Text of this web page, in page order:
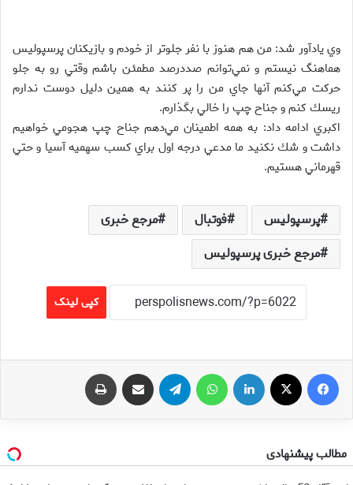
وي يادآور شد: من هم هنوز با نفر جلوتر از خودم و بازيكنان پرسپوليس
هماهنگ نيستم و نمي‌توانم صددرصد مطمئن باشم وقتي رو به جلو
حركت مي‌كنم آنها جاي من را پر كنند به همين دليل دوست ندارم
ريسك كنم و جناح چپ را خالي بگذارم.
اكبري ادامه داد: به همه اطمينان مي‌دهم جناح چپ هجومي خواهيم
داشت و شك نكنيد ما مدعي درجه اول براي كسب سهميه آسيا و حتي
قهرماني هستيم.
پرسپولیس فوتبال
مرجع خبری
مرجع خبری پرسپولیس
کپی لینک
فیس بوک لینکدین تلگرام اشتراک گذاری از طریق ایمیل
مطالب پیشنهادی